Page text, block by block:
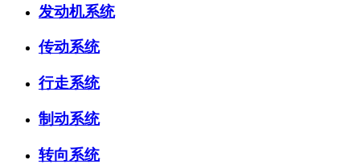
发动机系统
传动系统
行走系统
制动系统
转向系统